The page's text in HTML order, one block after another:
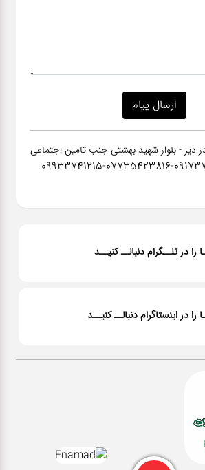
دیر - بلوار شهید بهشتی جنب تامین اجتماعی
09933741215
را در تلــگرام دنبالــ کنیــد
را در اینستاگرام دنبالــ کنیــد